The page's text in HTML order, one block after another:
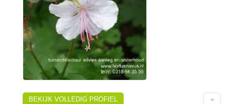
BEKIJK VOLLEDIG PROFIEL